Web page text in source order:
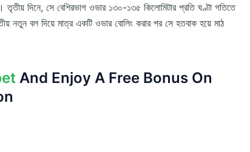
তৃতীয় দিনে, সে বেশিরভাগ ওভার ১৩০-১৩৫ কিলোমিটার প্রতি ঘণ্টা গতিতে
নতুন বল দিয়ে মাত্র একটি ওভার বোলিং করার পর সে হতবাক হয়ে মাঠ
And Enjoy A Free Bonus On